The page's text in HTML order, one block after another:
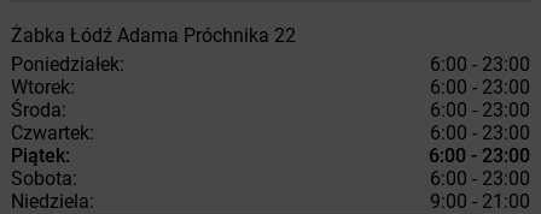
Żabka Łódź Adama Próchnika 22
Poniedziałek:
6:00 - 23:00
Wtorek:
6:00 - 23:00
Środa:
6:00 - 23:00
Czwartek:
6:00 - 23:00
Piątek:
6:00 - 23:00
Sobota:
6:00 - 23:00
Niedziela:
9:00 - 21:00